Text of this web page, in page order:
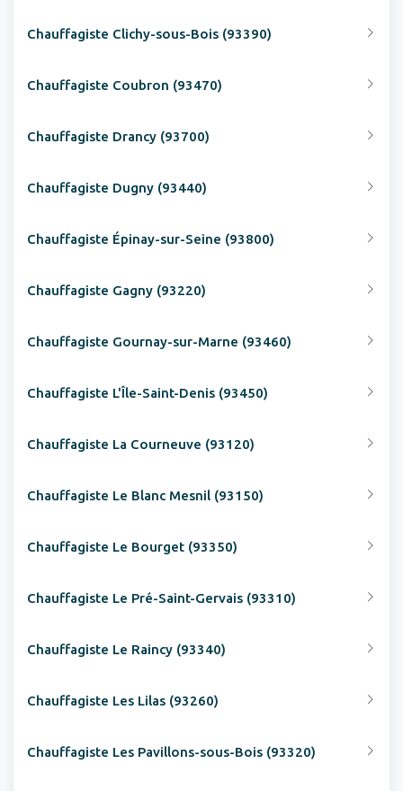
Chauffagiste Clichy-sous-Bois (93390)
Chauffagiste Coubron (93470)
Chauffagiste Drancy (93700)
Chauffagiste Dugny (93440)
Chauffagiste Épinay-sur-Seine (93800)
Chauffagiste Gagny (93220)
Chauffagiste Gournay-sur-Marne (93460)
Chauffagiste L'Île-Saint-Denis (93450)
Chauffagiste La Courneuve (93120)
Chauffagiste Le Blanc Mesnil (93150)
Chauffagiste Le Bourget (93350)
Chauffagiste Le Pré-Saint-Gervais (93310)
Chauffagiste Le Raincy (93340)
Chauffagiste Les Lilas (93260)
Chauffagiste Les Pavillons-sous-Bois (93320)